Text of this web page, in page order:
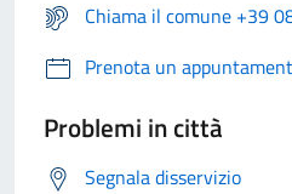
Chiama il comune +39
Prenota un
Problemi in città
Segnala disservizio